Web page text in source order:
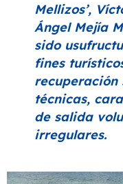
Mellizos’,
Ángel Mejía
sido
fines
recuperación
técnicas,
de salida
irregulares.